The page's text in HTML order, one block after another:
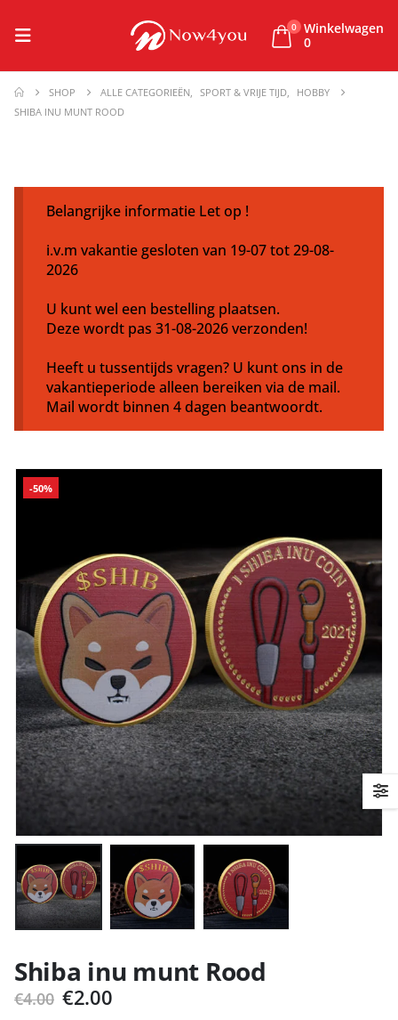
0 Winkelwagen
0
SHOP ALLE CATEGORIEËN, SPORT & VRIJE TIJD,
HOBBY
SHIBA INU MUNT ROOD
Belangrijke informatie Let op !
i.v.m vakantie gesloten van 19-07 tot 29-08-
2026
U kunt wel een bestelling plaatsen.
Deze wordt pas 31-08-2026 verzonden!
Heeft u tussentijds vragen? U kunt ons in de
vakantieperiode alleen bereiken via de mail.
Mail wordt binnen 4 dagen beantwoordt.
-50%
Shiba inu munt Rood
€4.00 Oorspronkelijke
€2.00Huidige